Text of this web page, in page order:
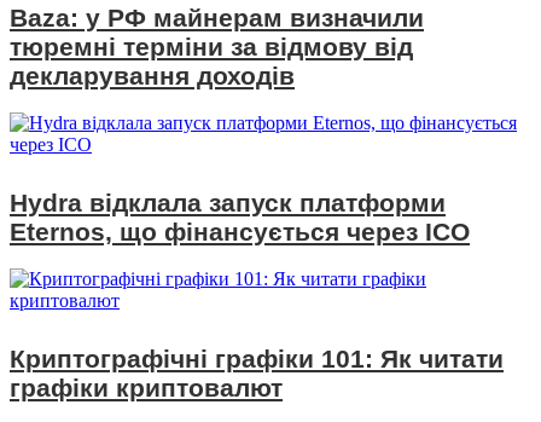
Baza: у РФ майнерам визначили
тюремні терміни за відмову від
декларування доходів
Hydra відклала запуск платформи
Eternos, що фінансується через ICO
Криптографічні графіки 101: Як читати
графіки криптовалют